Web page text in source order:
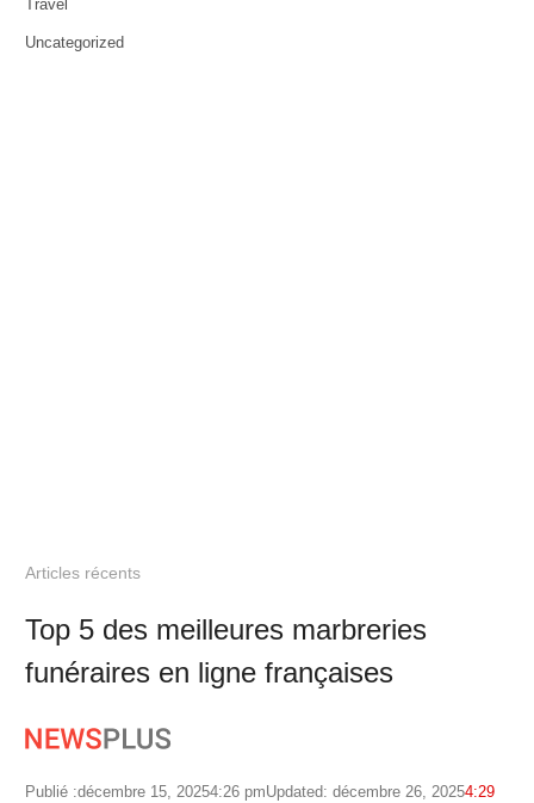
Travel
Uncategorized
Articles récents
Top 5 des meilleures marbreries
funéraires en ligne françaises
Publié :décembre 15, 20254:26 pmUpdated: décembre 26, 20254:29